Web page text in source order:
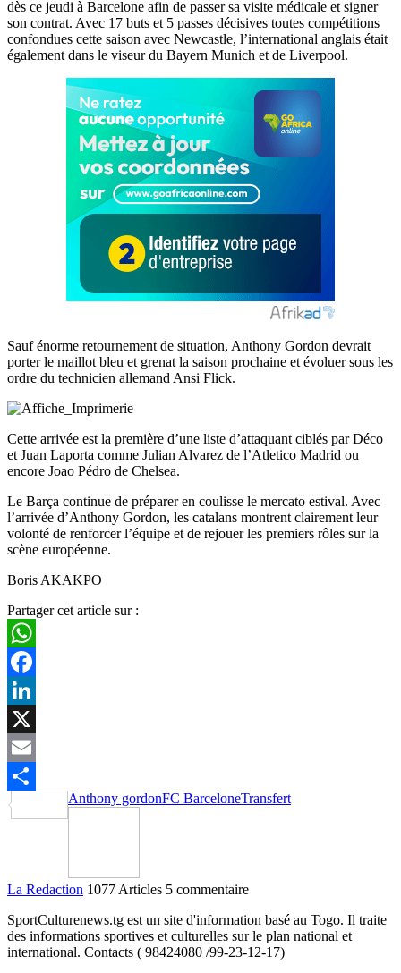
dès ce jeudi à Barcelone afin de passer sa visite médicale et signer
son contrat. Avec 17 buts et 5 passes décisives toutes compétitions
confondues cette saison avec Newcastle, l’international anglais était
également dans le viseur du Bayern Munich et de Liverpool.
Sauf énorme retournement de situation, Anthony Gordon devrait
porter le maillot bleu et grenat la saison prochaine et évoluer sous les
ordre du technicien allemand Ansi Flick.
Cette arrivée est la première d’une liste d’attaquant ciblés par Déco
et Juan Laporta comme Julian Alvarez de l’Atletico Madrid ou
encore Joao Pédro de Chelsea.
Le Barça continue de préparer en coulisse le mercato estival. Avec
l’arrivée d’Anthony Gordon, les catalans montrent clairement leur
volonté de renforcer l’équipe et de rejouer les premiers rôles sur la
scène européenne.
Boris AKAKPO
Partager cet article sur :
WhatsApp
Facebook
LinkedIn
X
Email
Partager
Anthony gordonFC BarceloneTransfert
La Redaction 1077 Articles 5 commentaire
SportCulturenews.tg est un site d'information basé au Togo. Il traite
des informations sportives et culturelles sur le plan national et
international. Contacts ( 98424080 /99-23-12-17)